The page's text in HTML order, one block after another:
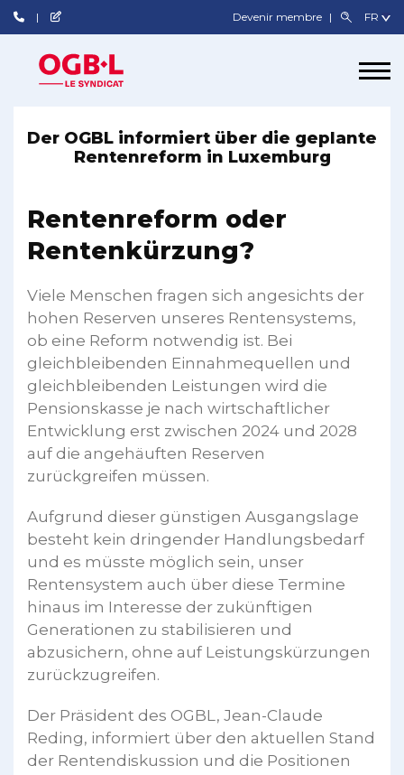
Devenir membre
Der OGBL informiert über die geplante
Rentenreform in Luxemburg
Rentenreform oder
Rentenkürzung?
Viele Menschen fragen sich angesichts der
hohen Reserven unseres Rentensystems,
ob eine Reform notwendig ist. Bei
gleichbleibenden Einnahmequellen und
gleichbleibenden Leistungen wird die
Pensionskasse je nach wirtschaftlicher
Entwicklung erst zwischen 2024 und 2028
auf die angehäuften Reserven
zurückgreifen müssen.
Aufgrund dieser günstigen Ausgangslage
besteht kein dringender Handlungsbedarf
und es müsste möglich sein, unser
Rentensystem auch über diese Termine
hinaus im Interesse der zukünftigen
Generationen zu stabilisieren und
abzusichern, ohne auf Leistungskürzungen
zurückzugreifen.
Der Präsident des OGBL, Jean-Claude
Reding, informiert über den aktuellen Stand
der Rentendiskussion und die Positionen